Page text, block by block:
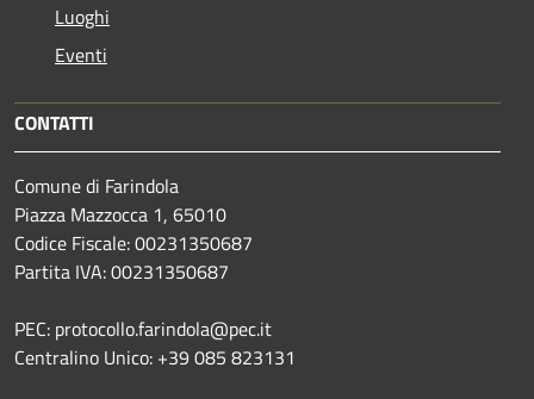
Luoghi
Eventi
CONTATTI
Comune di Farindola
Piazza Mazzocca 1, 65010
Codice Fiscale: 00231350687
Partita IVA: 00231350687
PEC: protocollo.farindola@pec.it
Centralino Unico: +39 085 823131